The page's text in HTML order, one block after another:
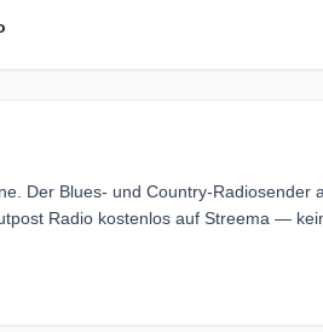
Der Blues- und Country-Radiosender
Radio kostenlos auf Streema —